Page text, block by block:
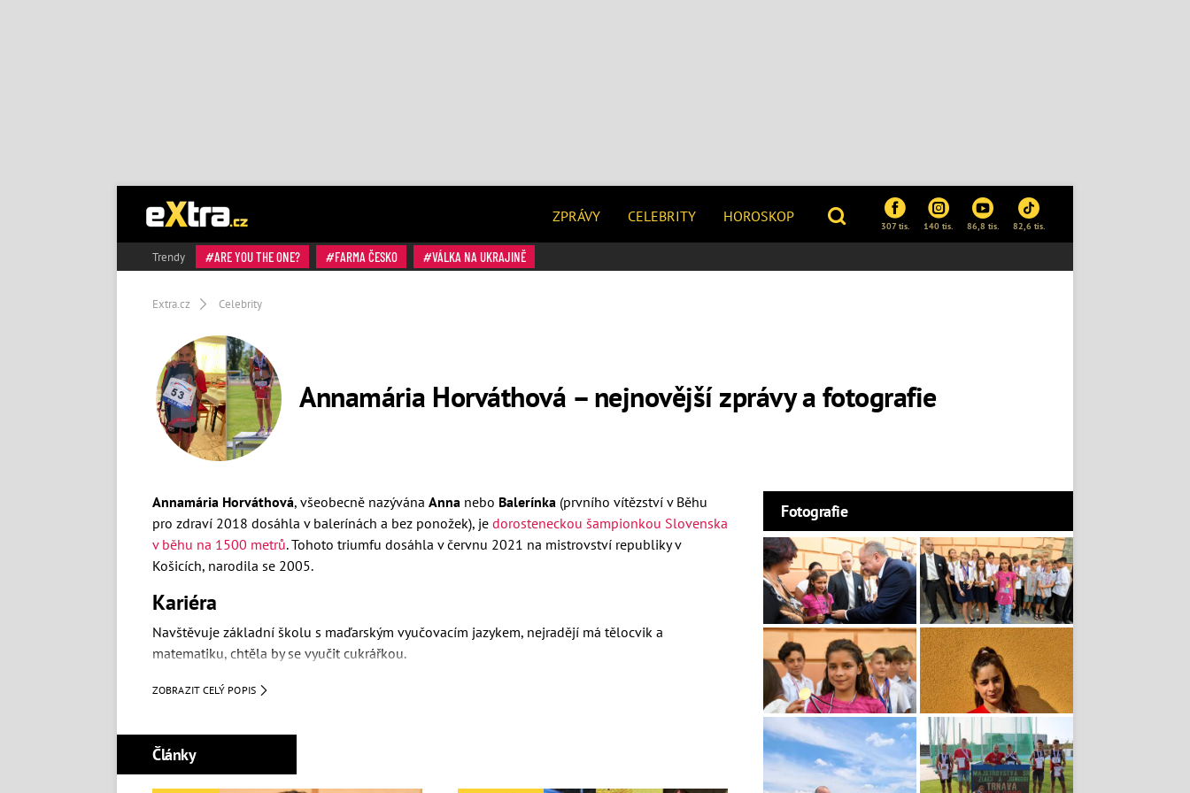
ZPRÁVY CELEBRITY HOROSKOP
307 tis. 140 tis. 86,8 tis. 82,6 tis.
Trendy ARE YOU THE ONE? FARMA ČESKO VÁLKA NA UKRAJINĚ
Extra.cz Celebrity
Annamária Horváthová – nejnovější zprávy a fotografie
Annamária Horváthová, všeobecně nazývána Anna nebo Balerínka (prvního vítězství v Běhu
pro zdraví 2018 dosáhla v balerínách a bez ponožek), je dorosteneckou šampionkou Slovenska
v běhu na 1500 metrů. Tohoto triumfu dosáhla v červnu 2021 na mistrovství republiky v
Košicích, narodila se 2005.
Kariéra
Navštěvuje základní školu s maďarským vyučovacím jazykem, nejradějí má tělocvik a
matematiku, chtěla by se vyučit cukrářkou.
Osobní život
příhraniční osadě Moldava nad Bodvou.
Dle některých informací se během roku 2021
ZOBRAZIT CELÝ POPIS
Články
Fotografie